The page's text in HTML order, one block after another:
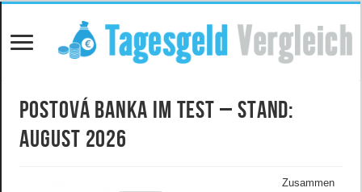
Postová banka im Test – Stand:
August 2026
Zusammen